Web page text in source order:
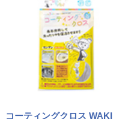
コーティングクロス WAKI